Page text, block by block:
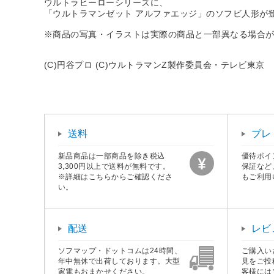
ウルトラヒーローシリーズに、
「ウルトラマンゼット アルファエッジ」のソフビ人形が
※商品の写真・イラストは実際の商品と一部異なる場合
(C)円谷プロ (C)ウルトラマンZ製作委員会・テレビ東京
送料
新品商品は一部商品を除き税込
3,300円以上で送料が無料です。
※詳細はこちらからご確認くださ
い。
プレ
優待ポイ
保証など
もご利
配送
ソフマップ・ドットコムは24時間、
年中無休で出荷しております。大型
家電もおまかせください。
レ
ご購入
見をご
客様には